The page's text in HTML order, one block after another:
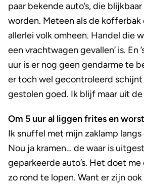
paar bekende auto’s, die
worden. Meteen als de
allerlei volk omheen. Handel die
een vrachtwagen gevallen’ is. En
uur is er nog geen gendarme te
er toch wel gecontroleerd
gestolen goed. Ik blijf maar uit
Om 5 uur al liggen frites en
Ik snuffel met mijn zaklamp langs
Nou ja kramen… de waar is
geparkeerde auto’s. Het doet
zo rond te lopen. Want er zijn